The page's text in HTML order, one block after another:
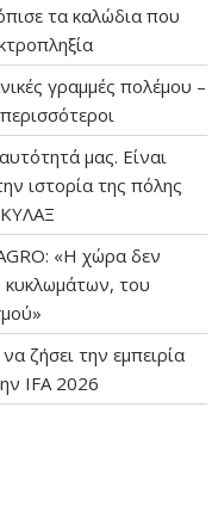
τα καλώδια που
γραμμές πολέμου –
μας. Είναι
ιστορία της πόλης
«Η χώρα δεν
κυκλωμάτων, του
ζήσει την εμπειρία
IFA 2026